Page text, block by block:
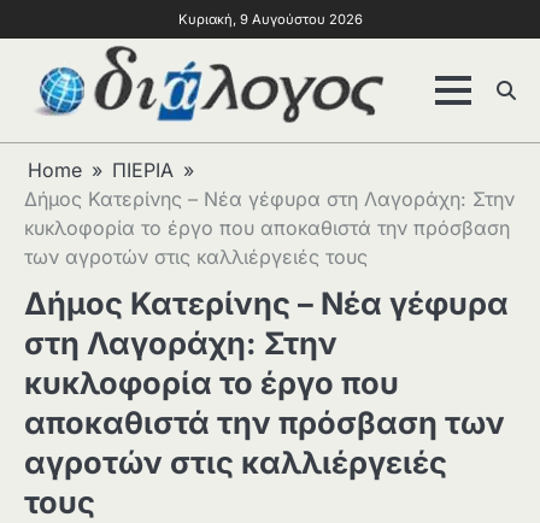
Κυριακή, 9 Αυγούστου 2026
Home
ΠΙΕΡΙΑ
Δήμος Κατερίνης – Νέα γέφυρα στη Λαγοράχη: Στην
κυκλοφορία το έργο που αποκαθιστά την πρόσβαση
των αγροτών στις καλλιέργειές τους
Δήμος Κατερίνης – Νέα γέφυρα
στη Λαγοράχη: Στην
κυκλοφορία το έργο που
αποκαθιστά την πρόσβαση των
αγροτών στις καλλιέργειές
τους